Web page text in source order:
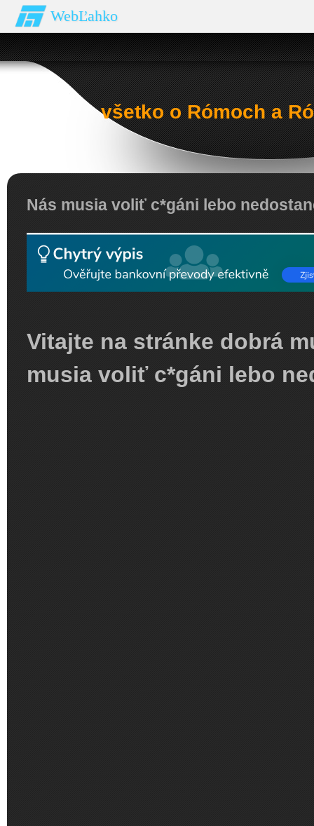
WebĽahko
všetko o Rómoch a
Nás musia voliť c*gáni lebo
Vitajte na stránke dobrá
musia voliť c*gáni lebo